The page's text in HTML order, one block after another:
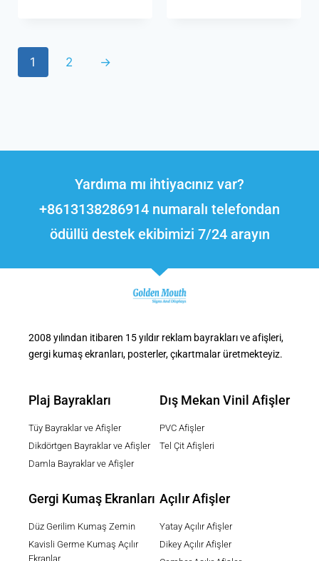
1 2 →
Yardıma mı ihtiyacınız var?
+8613138286914 numaralı telefondan
ödüllü destek ekibimizi 7/24 arayın
2008 yılından itibaren 15 yıldır reklam bayrakları ve afişleri,
gergi kumaş ekranları, posterler, çıkartmalar üretmekteyiz.
Plaj Bayrakları
Tüy Bayraklar ve Afişler
Dikdörtgen Bayraklar ve Afişler
Damla Bayraklar ve Afişler
Dış Mekan Vinil Afişler
PVC Afişler
Tel Çit Afişleri
Gergi Kumaş Ekranları
Düz Gerilim Kumaş Zemin
Kavisli Germe Kumaş Açılır
Ekranlar
Açılır Afişler
Yatay Açılır Afişler
Dikey Açılır Afişler